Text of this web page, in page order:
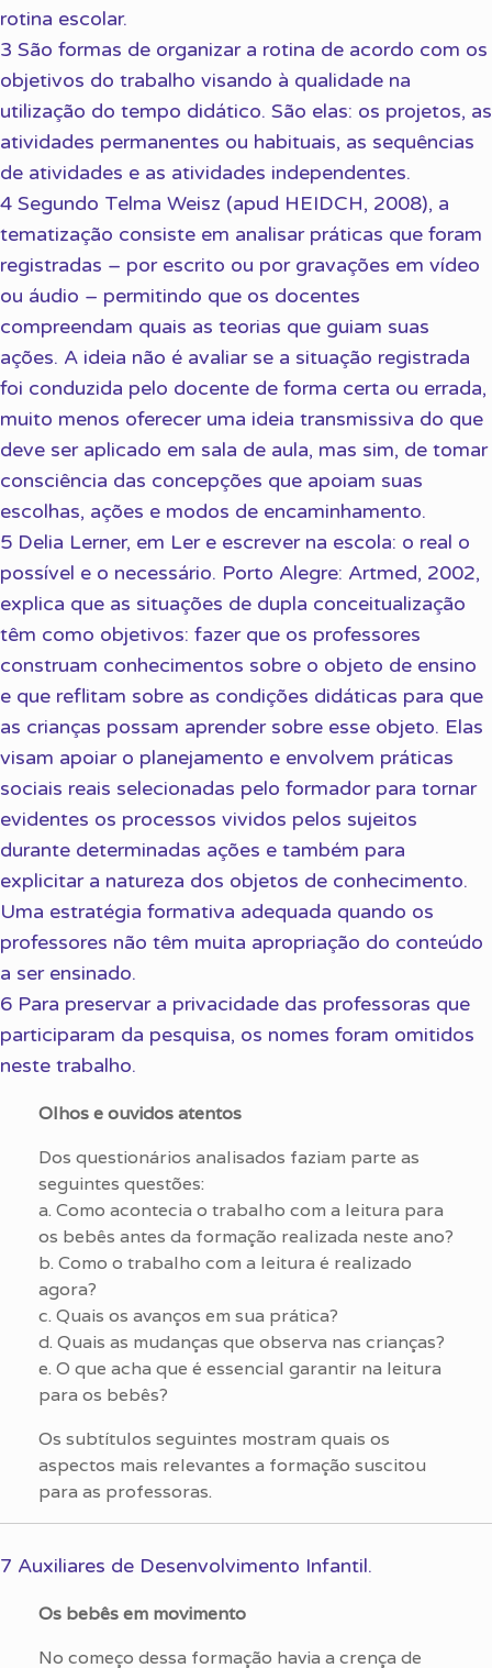
rotina escolar.
3 São formas de organizar a rotina de acordo com os
objetivos do trabalho visando à qualidade na
utilização do tempo didático. São elas: os projetos, as
atividades permanentes ou habituais, as sequências
de atividades e as atividades independentes.
4 Segundo Telma Weisz (apud HEIDCH, 2008), a
tematização consiste em analisar práticas que foram
registradas – por escrito ou por gravações em vídeo
ou áudio – permitindo que os docentes
compreendam quais as teorias que guiam suas
ações. A ideia não é avaliar se a situação registrada
foi conduzida pelo docente de forma certa ou errada,
muito menos oferecer uma ideia transmissiva do que
deve ser aplicado em sala de aula, mas sim, de tomar
consciência das concepções que apoiam suas
escolhas, ações e modos de encaminhamento.
5 Delia Lerner, em Ler e escrever na escola: o real o
possível e o necessário. Porto Alegre: Artmed, 2002,
explica que as situações de dupla conceitualização
têm como objetivos: fazer que os professores
construam conhecimentos sobre o objeto de ensino
e que reflitam sobre as condições didáticas para que
as crianças possam aprender sobre esse objeto. Elas
visam apoiar o planejamento e envolvem práticas
sociais reais selecionadas pelo formador para tornar
evidentes os processos vividos pelos sujeitos
durante determinadas ações e também para
explicitar a natureza dos objetos de conhecimento.
Uma estratégia formativa adequada quando os
professores não têm muita apropriação do conteúdo
a ser ensinado.
6 Para preservar a privacidade das professoras que
participaram da pesquisa, os nomes foram omitidos
neste trabalho.
Olhos e ouvidos atentos
Dos questionários analisados faziam parte as
seguintes questões:
a. Como acontecia o trabalho com a leitura para
os bebês antes da formação realizada neste ano?
b. Como o trabalho com a leitura é realizado
agora?
c. Quais os avanços em sua prática?
d. Quais as mudanças que observa nas crianças?
e. O que acha que é essencial garantir na leitura
para os bebês?
Os subtítulos seguintes mostram quais os
aspectos mais relevantes a formação suscitou
para as professoras.
7 Auxiliares de Desenvolvimento Infantil.
Os bebês em movimento
No começo dessa formação havia a crença de